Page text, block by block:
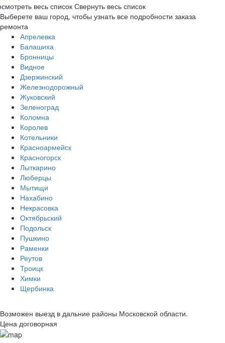
весь список Свернуть весь список
Выберете ваш город, чтобы узнать все подробности заказа
ремонта
Апрелевка
Балашиха
Бронницы
Видное
Дзержинский
Железнодорожный
Жуковский
Зеленоград
Коломна
Королев
Котельники
Красноармейск
Красногорск
Лыткарино
Люберцы
Мытищи
Нахабино
Некрасовка
Октябрьский
Подольск
Пушкино
Раменки
Реутов
Троицк
Химки
Щербинка
Возможен выезд в дальние районы Московской области.
Цена договорная